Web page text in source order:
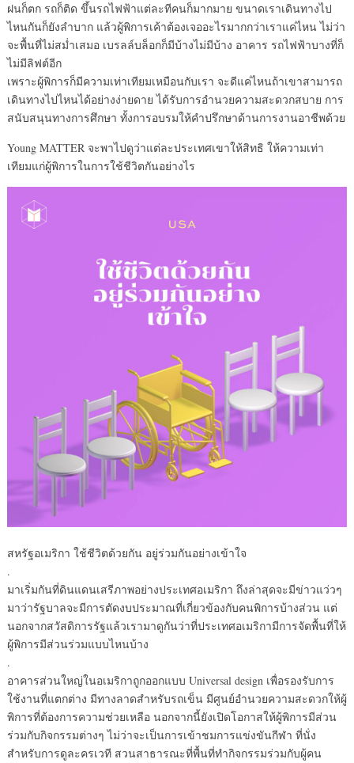
ฝนก็ตก รถก็ติด ขึ้นรถไฟฟ้าแต่ละทีคนก็มากมาย ขนาดเราเดินทางไป
ไหนกันก็ยังลำบาก แล้วผู้พิการเค้าต้องเจออะไรมากกว่าเราแค่ไหน ไม่ว่า
จะพื้นที่ไม่สม่ำเสมอ เบรลล์บล็อกก็มีบ้างไม่มีบ้าง อาคาร รถไฟฟ้าบางที่ก็
ไม่มีลิฟต์อีก
เพราะผู้พิการก็มีความเท่าเทียมเหมือนกับเรา จะดีแค่ไหนถ้าเขาสามารถ
เดินทางไปไหนได้อย่างง่ายดาย ได้รับการอำนวยความสะดวกสบาย การ
สนับสนุนทางการศึกษา ทั้งการอบรมให้คำปรึกษาด้านการงานอาชีพด้วย
Young MATTER จะพาไปดูว่าแต่ละประเทศเขาให้สิทธิ ให้ความเท่า
เทียมแก่ผู้พิการในการใช้ชีวิตกันอย่างไร
สหรัฐอเมริกา ใช้ชีวิตด้วยกัน อยู่ร่วมกันอย่างเข้าใจ
.
มาเริ่มกันที่ดินแดนเสรีภาพอย่างประเทศอเมริกา ถึงล่าสุดจะมีข่าวแว่วๆ
มาว่ารัฐบาลจะมีการตัดงบประมาณที่เกี่ยวข้องกับคนพิการบ้างส่วน แต่
นอกจากสวัสดิการรัฐแล้วเรามาดูกันว่าที่ประเทศอเมริกามีการจัดพื้นที่ให้
ผู้พิการมีส่วนร่วมแบบไหนบ้าง
.
อาคารส่วนใหญ่ในอเมริกาถูกออกแบบ Universal design เพื่อรองรับการ
ใช้งานที่แตกต่าง มีทางลาดสำหรับรถเข็น มีศูนย์อำนวยความสะดวกให้ผู้
พิการที่ต้องการความช่วยเหลือ นอกจากนี้ยังเปิดโอกาสให้ผู้พิการมีส่วน
ร่วมกับกิจกรรมต่างๆ ไม่ว่าจะเป็นการเข้าชมการแข่งขันกีฬา ที่นั่ง
สำหรับการดูละครเวที สวนสาธารณะที่พื้นที่ทำกิจกรรมร่วมกับผู้คน